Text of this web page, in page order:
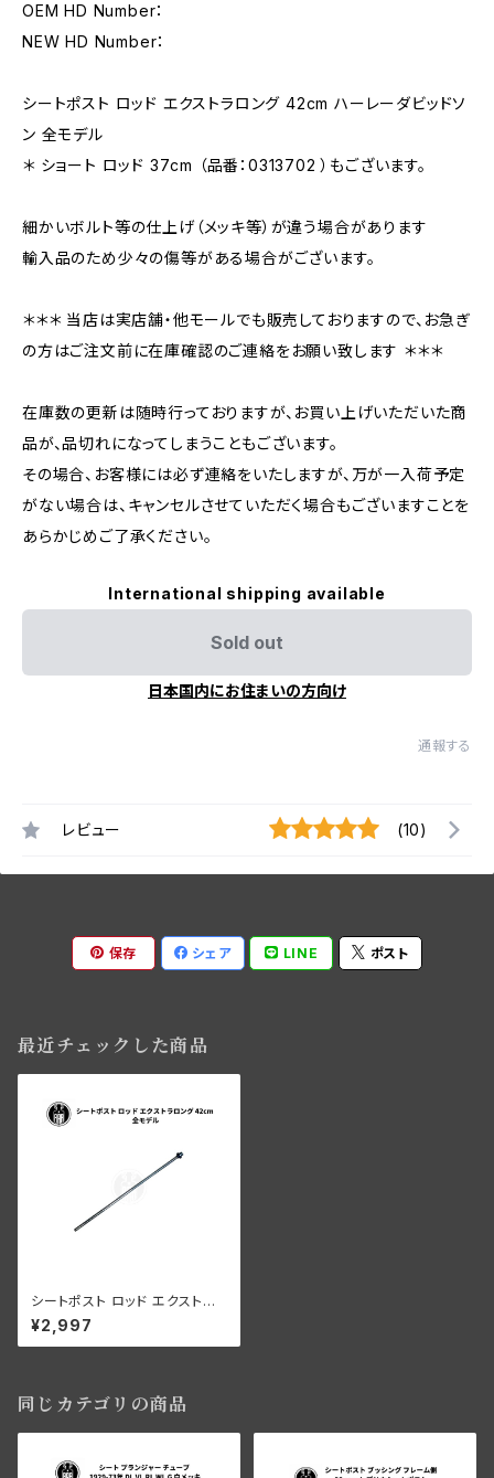
OEM HD Number：
NEW HD Number：
シートポスト ロッド エクストラロング 42cm ハーレーダビッドソ
ン 全モデル
＊ ショート ロッド 37cm （品番：0313702 ）もございます。
細かいボルト等の仕上げ（メッキ等）が違う場合があります
輸入品のため少々の傷等がある場合がございます。
＊＊＊ 当店は実店舗・他モールでも販売しておりますので、お急ぎ
の方はご注文前に在庫確認のご連絡をお願い致します ＊＊＊
在庫数の更新は随時行っておりますが、お買い上げいただいた商
品が、品切れになってしまうこともございます。
その場合、お客様には必ず連絡をいたしますが、万が一入荷予定
がない場合は、キャンセルさせていただく場合もございますことを
あらかじめご了承ください。
International shipping available
Sold out
日本国内にお住まいの方向け
通報する
レビュー (10)
保存 シェア LINE ポスト
最近チェックした商品
シートポスト ロッド エクストラ
ロング 42cm ハーレーダビッド
ソン 全モデル
¥2,997
同じカテゴリの商品